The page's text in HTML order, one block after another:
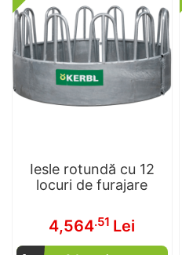
Iesle rotundă cu 12
locuri de furajare
4,564.51 Lei